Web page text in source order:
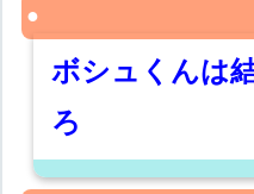
ボシュくんは
ろ